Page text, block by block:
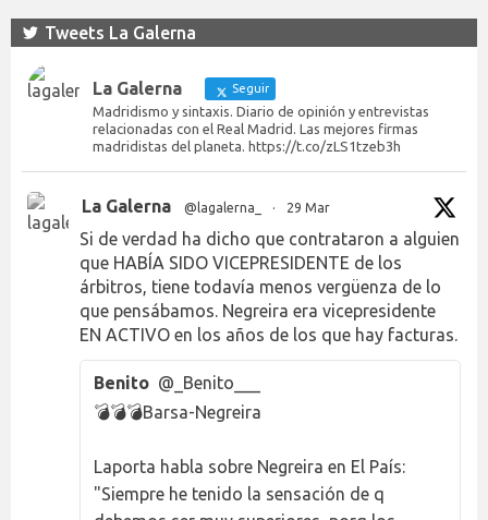
Tweets La Galerna
La Galerna Seguir
Madridismo y sintaxis. Diario de opinión y entrevistas
relacionadas con el Real Madrid. Las mejores firmas
madridistas del planeta. https://t.co/zLS1tzeb3h
La Galerna @lagalerna_ · 29 Mar
Si de verdad ha dicho que contrataron a alguien
que HABÍA SIDO VICEPRESIDENTE de los
árbitros, tiene todavía menos vergüenza de lo
que pensábamos. Negreira era vicepresidente
EN ACTIVO en los años de los que hay facturas.
Benito @_Benito___
💣💣💣Barsa-Negreira
Laporta habla sobre Negreira en El País:
"Siempre he tenido la sensación de q